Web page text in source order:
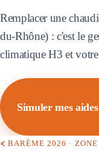
Remplacer une
du-Rhône) : c'est le
climatiqueH3 et
Simuler mes aides
BARÈME 2026 · ZONE